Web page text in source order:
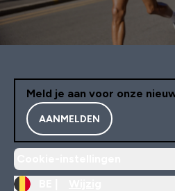
Meld je aan voor onze
AANMELDEN